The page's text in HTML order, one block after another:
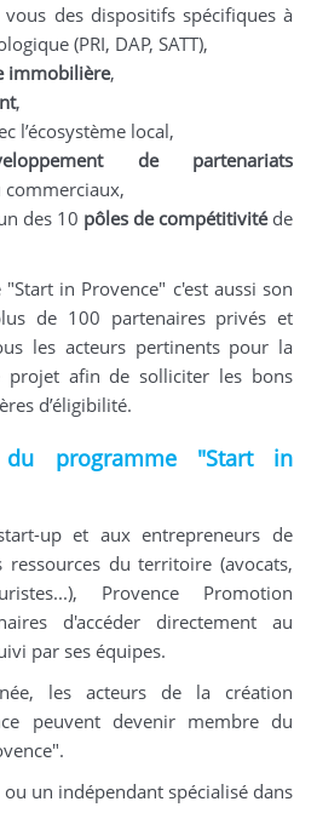
des dispositifs spécifiques à
(PRI, DAP, SATT),
immobilière,
,
l’écosystème local,
de partenariats
des 10 pôles de compétitivitéde
in Provence" c'est aussi son
de 100 partenaires privés et
les acteurs pertinents pour la
projet afin de solliciter les bons
d’éligibilité.
du programme "Start in
up et aux entrepreneurs de
ressources du territoire (avocats,
Provence Promotion
d'accéder directement au
par ses équipes.
les acteurs de la création
peuvent devenir membre du
un indépendant spécialisé dans